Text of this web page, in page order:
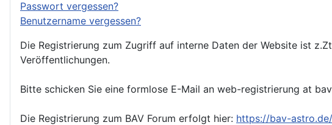
Passwort vergessen?
Benutzername vergessen?
Die Registrierung zum Zugriff auf interne Daten der Website ist
Veröffentlichungen.
Bitte schicken Sie eine formlose E-Mail an web-registrierung at
Die Registrierung zum BAV Forum erfolgt hier: https://bav-